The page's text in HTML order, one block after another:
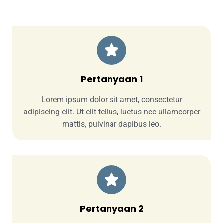
Pertanyaan 1
Lorem ipsum dolor sit amet, consectetur
adipiscing elit. Ut elit tellus, luctus nec ullamcorper
mattis, pulvinar dapibus leo.
Pertanyaan 2